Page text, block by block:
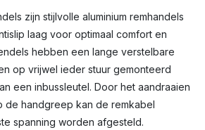
zijn stijlvolle aluminium remhandels
laag voor optimaal comfort en
hebben een lange verstelbare
op vrijwel ieder stuur gemonteerd
een inbussleutel. Door het aandraaien
de handgreep kan de remkabel
spanning worden afgesteld.